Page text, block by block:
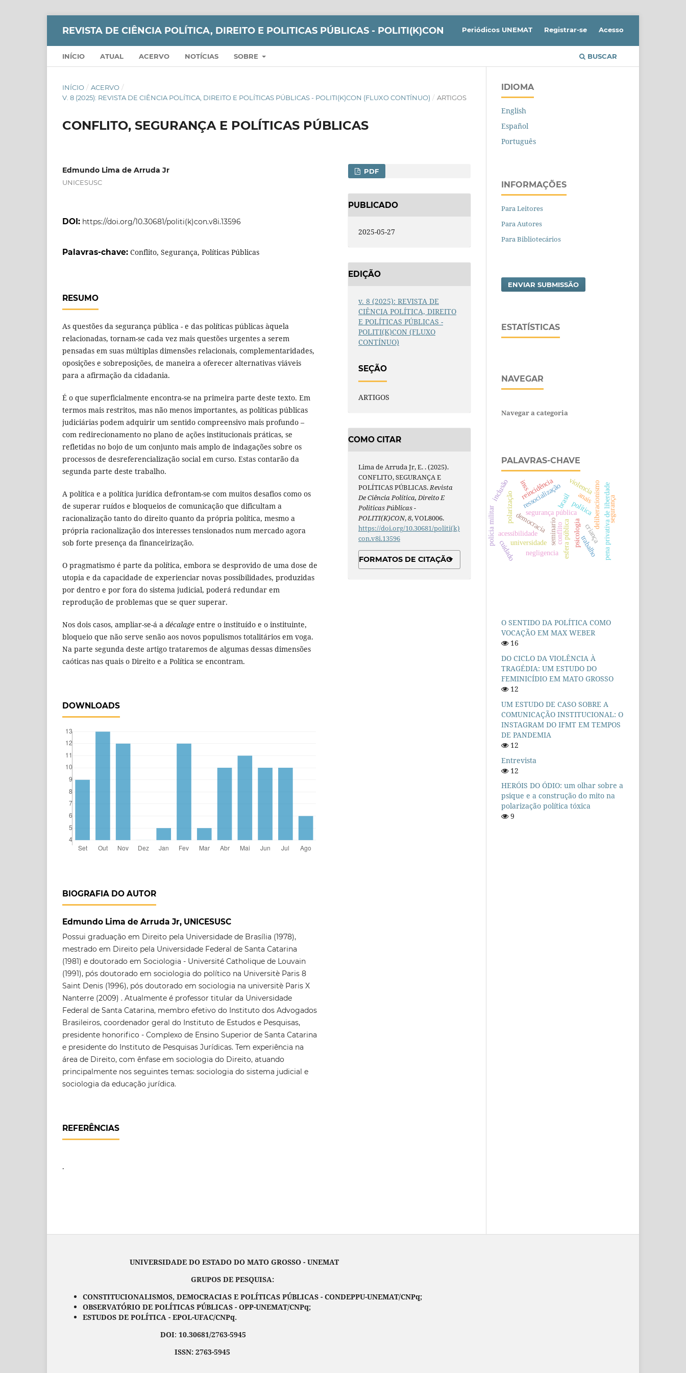
REVISTA DE CIÊNCIA POLÍTICA, DIREITO E POLITICAS PÚBLICAS - POLITI(K)CON
INÍCIO ATUAL ACERVO NOTÍCIAS SOBRE BUSCAR
Periódicos UNEMAT Registrar-se Acesso
INÍCIO / ACERVO /
V. 8 (2025): REVISTA DE CIÊNCIA POLÍTICA, DIREITO E POLÍTICAS PÚBLICAS - POLITI(K)CON (FLUXO CONTÍNUO) / ARTIGOS
CONFLITO, SEGURANÇA E POLÍTICAS PÚBLICAS
Edmundo Lima de Arruda Jr
UNICESUSC
DOI: https://doi.org/10.30681/politi(k)con.v8i.13596
Palavras-chave: Conflito, Segurança, Políticas Públicas
RESUMO
As questões da segurança pública - e das políticas públicas àquela
relacionadas, tornam-se cada vez mais questões urgentes a serem
pensadas em suas múltiplas dimensões relacionais, complementaridades,
oposições e sobreposições, de maneira a oferecer alternativas viáveis
para a afirmação da cidadania.
É o que superficialmente encontra-se na primeira parte deste texto. Em
termos mais restritos, mas não menos importantes, as políticas públicas
judiciárias podem adquirir um sentido compreensivo mais profundo –
com redirecionamento no plano de ações institucionais práticas, se
refletidas no bojo de um conjunto mais amplo de indagações sobre os
processos de desreferencialização social em curso. Estas contarão da
segunda parte deste trabalho.
A política e a política jurídica defrontam-se com muitos desafios como os
de superar ruídos e bloqueios de comunicação que dificultam a
racionalização tanto do direito quanto da própria política, mesmo a
própria racionalização dos interesses tensionados num mercado agora
sob forte presença da financeirização.
O pragmatismo é parte da política, embora se desprovido de uma dose de
utopia e da capacidade de experienciar novas possibilidades, produzidas
por dentro e por fora do sistema judicial, poderá redundar em
reprodução de problemas que se quer superar.
Nos dois casos, ampliar-se-á a décalage entre o instituído e o instituinte,
bloqueio que não serve senão aos novos populismos totalitários em voga.
Na parte segunda deste artigo trataremos de algumas dessas dimensões
caóticas nas quais o Direito e a Política se encontram.
DOWNLOADS
BIOGRAFIA DO AUTOR
Edmundo Lima de Arruda Jr, UNICESUSC
Possui graduação em Direito pela Universidade de Brasília (1978),
mestrado em Direito pela Universidade Federal de Santa Catarina
(1981) e doutorado em Sociologia - Université Catholique de Louvain
(1991), pós doutorado em sociologia do político na Universitè Paris 8
Saint Denis (1996), pós doutorado em sociologia na universitè Paris X
Nanterre (2009) . Atualmente é professor titular da Universidade
Federal de Santa Catarina, membro efetivo do Instituto dos Advogados
Brasileiros, coordenador geral do Instituto de Estudos e Pesquisas,
presidente honorifico - Complexo de Ensino Superior de Santa Catarina
e presidente do Instituto de Pesquisas Jurídicas. Tem experiência na
área de Direito, com ênfase em sociologia do Direito, atuando
principalmente nos seguintes temas: sociologia do sistema judicial e
sociologia da educação jurídica.
REFERÊNCIAS
.
PDF
PUBLICADO
2025-05-27
EDIÇÃO
v. 8 (2025): REVISTA DE
CIÊNCIA POLÍTICA, DIREITO
E POLÍTICAS PÚBLICAS -
POLITI(K)CON (FLUXO
CONTÍNUO)
SEÇÃO
ARTIGOS
COMO CITAR
Lima de Arruda Jr, E. . (2025).
CONFLITO, SEGURANÇA E
POLÍTICAS PÚBLICAS. Revista
De Ciência Política, Direito E
Politicas Públicas -
POLITI(K)CON,8, VOL8006.
https://doi.org/10.30681/politi(k)
con.v8i.13596
FORMATOS DE CITAÇÃO
IDIOMA
English
Español
Português
INFORMAÇÕES
Para Leitores
Para Autores
Para Bibliotecários
ENVIAR SUBMISSÃO
ESTATÍSTICAS
NAVEGAR
Navegar a categoria
PALAVRAS-CHAVE
seminario
segurança pública
anais
esfera pública
democracia deliberacionismo
polarização política
psicologia
brasil
ressocialização pena privativa de liberdade
reincidência
conflito
segurança
criança
violencia
negligencia
inss
universidade
inclusão
acessibilidade
polícia militar trabalho
cuidado
O SENTIDO DA POLÍTICA COMO
VOCAÇÃO EM MAX WEBER
16
DO CICLO DA VIOLÊNCIA À
TRAGÉDIA: UM ESTUDO DO
FEMINICÍDIO EM MATO GROSSO
12
UM ESTUDO DE CASO SOBRE A
COMUNICAÇÃO INSTITUCIONAL: O
INSTAGRAM DO IFMT EM TEMPOS
DE PANDEMIA
12
Entrevista
12
HERÓIS DO ÓDIO: um olhar sobre a
psique e a construção do mito na
polarização política tóxica
9
UNIVERSIDADE DO ESTADO DO MATO GROSSO - UNEMAT
GRUPOS DE PESQUISA:
CONSTITUCIONALISMOS, DEMOCRACIAS E POLÍTICAS PÚBLICAS - CONDEPPU-UNEMAT/CNPq;
OBSERVATÓRIO DE POLÍTICAS PÚBLICAS - OPP-UNEMAT/CNPq;
ESTUDOS DE POLÍTICA - EPOL-UFAC/CNPq.
DOI: 10.30681/2763-5945
ISSN: 2763-5945